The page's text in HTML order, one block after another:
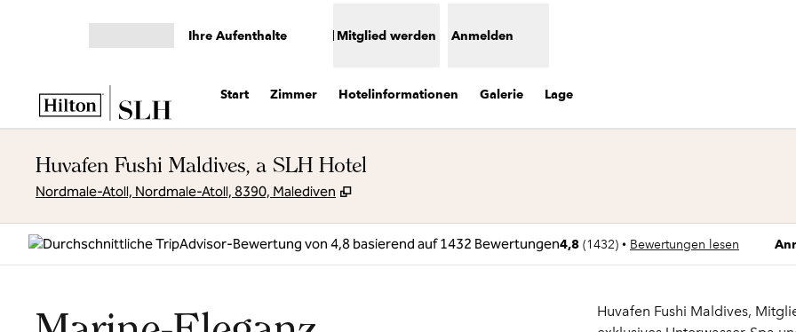
Ihre Aufenthalte Mitglied werden Anmelden
Start Zimmer Hotelinformationen Galerie Lage
Huvafen Fushi Maldives, a SLH Hotel
Nordmale-Atoll, Nordmale-Atoll, 8390, Malediven ,
4,8 (1432) • Bewertungen lesen
Huvafen Fushi Maldives,